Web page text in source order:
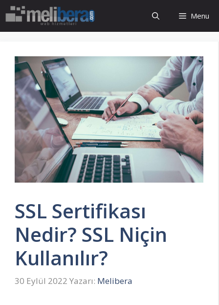
İçeriğe
Menu
SSL Sertifikası
Nedir? SSL Niçin
Kullanılır?
30 Eylül 2022 Yazarı: Melibera